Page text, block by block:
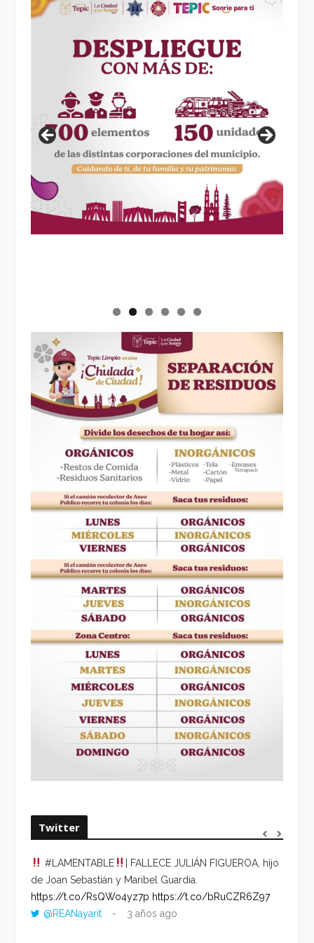
Twitter
#LAMENTABLE
| FALLECE JULIÁN FIGUEROA, hijo
de Joan Sebastián y Maribel Guardia.
https://t.co/RsQWo4yz7p https://t.co/bRuCZR6Z97
@REANayarit
3 años ago